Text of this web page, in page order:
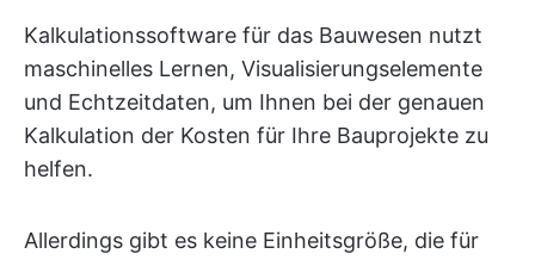
Kalkulationssoftware für das Bauwesen nutzt
maschinelles Lernen, Visualisierungselemente
und Echtzeitdaten, um Ihnen bei der genauen
Kalkulation der Kosten für Ihre Bauprojekte zu
helfen.
Allerdings gibt es keine Einheitsgröße, die für